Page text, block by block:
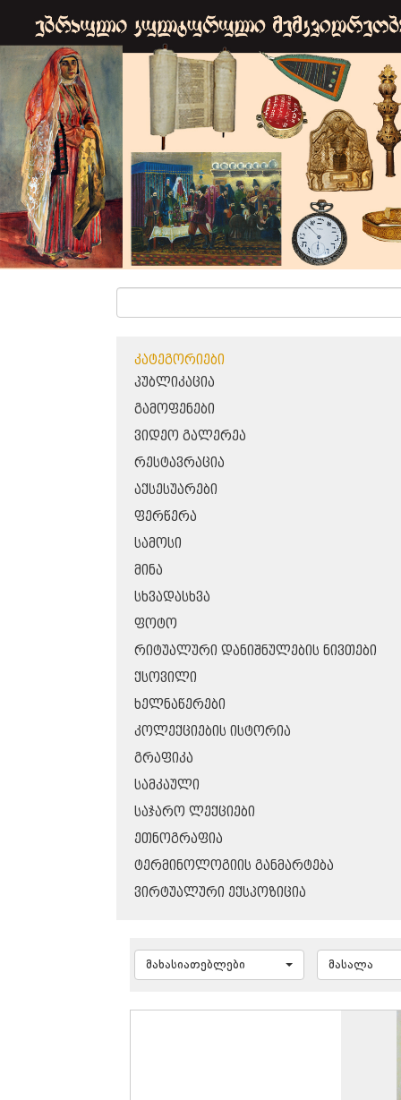
ᲙᲐᲢᲔᲒᲝᲠᲘᲔᲑᲘ
ᲞᲣᲑᲚᲘᲙᲐᲪᲘᲐ
ᲒᲐᲛᲝᲤᲔᲜᲔᲑᲘ
ᲕᲘᲓᲔᲝ ᲒᲐᲚᲔᲠᲔᲐ
ᲠᲔᲡᲢᲐᲕᲠᲐᲪᲘᲐ
ᲐᲥᲡᲔᲡᲣᲐᲠᲔᲑᲘ
ᲤᲔᲠᲬᲔᲠᲐ
ᲡᲐᲛᲝᲡᲘ
ᲛᲘᲜᲐ
ᲡᲮᲕᲐᲓᲐᲡᲮᲕᲐ
ᲤᲝᲢᲝ
ᲠᲘᲢᲣᲐᲚᲣᲠᲘ ᲓᲐᲜᲘᲨᲜᲣᲚᲔᲑᲘᲡ ᲜᲘᲕᲗᲔᲑᲘ
ᲥᲡᲝᲕᲘᲚᲘ
ᲮᲔᲚᲜᲐᲬᲔᲠᲔᲑᲘ
ᲙᲝᲚᲔᲥᲪᲘᲔᲑᲘᲡ ᲘᲡᲢᲝᲠᲘᲐ
ᲒᲠᲐᲤᲘᲙᲐ
ᲡᲐᲛᲙᲐᲣᲚᲘ
ᲡᲐᲯᲐᲠᲝ ᲚᲔᲥᲪᲘᲔᲑᲘ
ᲔᲗᲜᲝᲒᲠᲐᲤᲘᲐ
ᲢᲔᲠᲛᲘᲜᲝᲚᲝᲒᲘᲘᲡ ᲒᲐᲜᲛᲐᲠᲢᲔᲑᲐ
ᲕᲘᲠᲢᲣᲐᲚᲣᲠᲘ ᲔᲥᲡᲞᲝᲖᲘᲪᲘᲐ
მახასიათებლები მასალა